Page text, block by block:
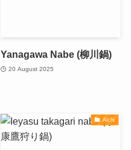
Yanagawa Nabe (柳川鍋)
20 August 2025
Aichi